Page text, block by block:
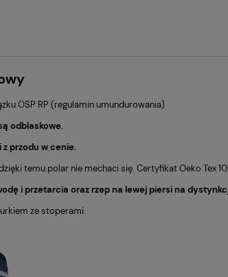
OSP RP (regulamin umundurowania)
odblaskowe.
z przodu w cenie.
temu polar nie mechaci się. Certyfikat Oeko Tex
i przetarcia oraz rzep na lewej piersi na
ze stoperami.